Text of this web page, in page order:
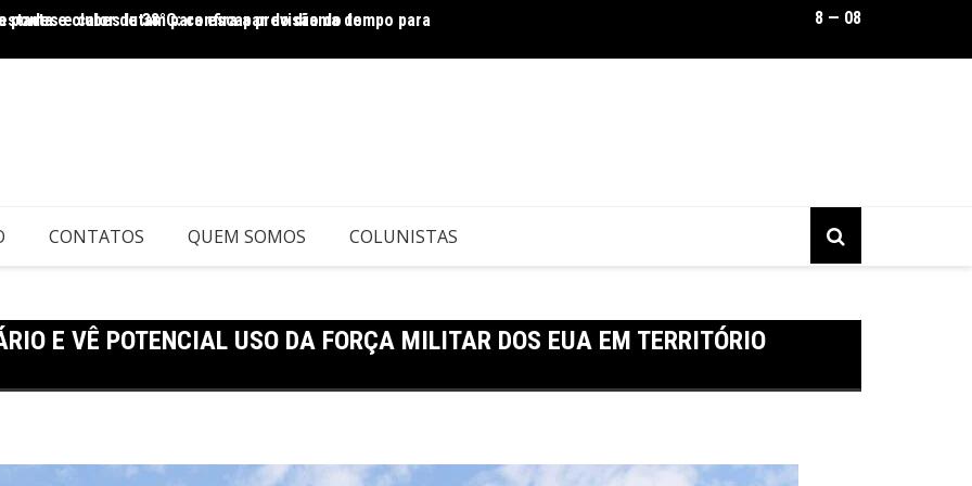
ponta e clubes lutam para escapar do drama do
e calor de 38°C: confira a previsão do tempo para
Quartel do Exército em JP mantém homenagem ligada à ditadura
8 — 08
CONTATOS QUEM SOMOS COLUNISTAS
E VÊ POTENCIAL USO DA FORÇA MILITAR DOS EUA EM TERRITÓRIO